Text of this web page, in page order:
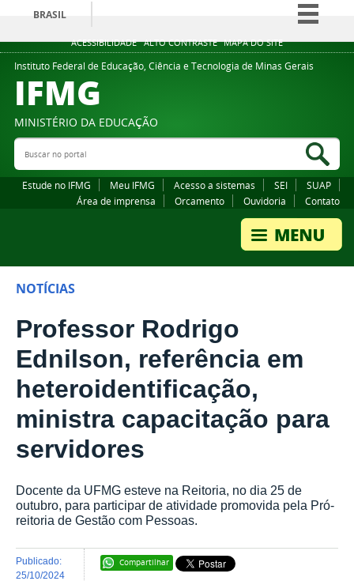
ACESSIBILIDADE ALTO CONTRASTE MAPA DO SITE
BRASIL
Simplifique!
Comunica BR
Legislação
Instituto Federal de Educação, Ciência e Tecnologia de Minas Gerais
IFMG
MINISTÉRIO DA EDUCAÇÃO
Buscar no portal
Estude no IFMG Meu IFMG Acesso a sistemas SEI
SUAP
Área de imprensa
Orcamento Ouvidoria Contato
NOTÍCIAS
Professor Rodrigo
Ednilson, referência em
heteroidentificação,
ministra capacitação para
servidores
Docente da UFMG esteve na Reitoria, no dia 25 de
outubro, para participar de atividade promovida pela Pró-
reitoria de Gestão com Pessoas.
Compartilhar
publicado:
25/10/2024